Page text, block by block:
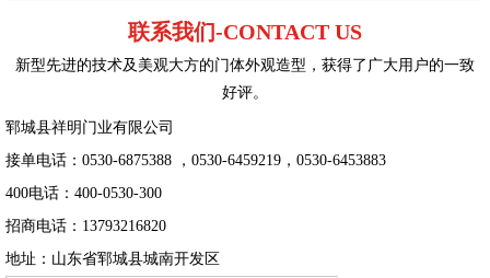
联系我们-CONTACT US
新型先进的技术及美观大方的门体外观造型，获得了广大用户的一致
好评。
郓城县祥明门业有限公司
接单电话：0530-6875388 ，0530-6459219，0530-6453883
400电话：400-0530-300
招商电话：13793216820
地址：山东省郓城县城南开发区